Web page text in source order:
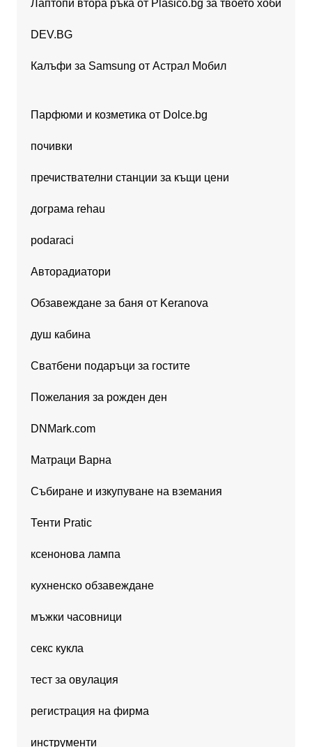
Лаптопи втора ръка от Plasico.bg за твоето хоби
DEV.BG
Калъфи за Samsung от Астрал Мобил
Парфюми и козметика от Dolce.bg
почивки
пречиствателни станции за къщи цени
дограма rehau
podaraci
Авторадиатори
Обзавеждане за баня от Keranova
душ кабина
Сватбени подаръци за гостите
Пожелания за рожден ден
DNMark.com
Матраци Варна
Събиране и изкупуване на вземания
Тенти Pratic
ксенонова лампа
кухненско обзавеждане
мъжки часовници
секс кукла
тест за овулация
регистрация на фирма
инструменти